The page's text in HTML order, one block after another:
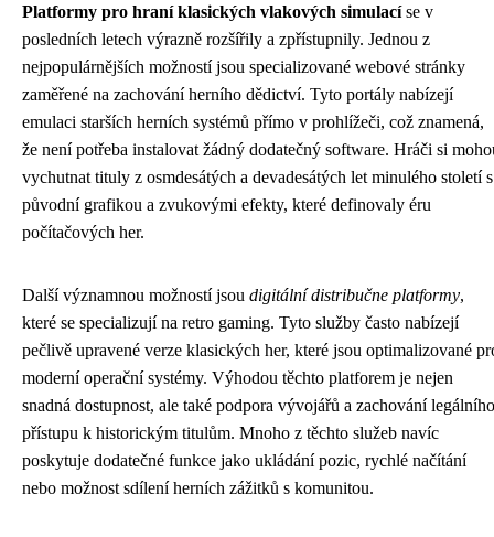
Platformy pro hraní klasických vlakových simulacíse v
posledních letech výrazně rozšířily a zpřístupnily. Jednou z
nejpopulárnějších možností jsou specializované webové stránky
zaměřené na zachování herního dědictví. Tyto portály nabízejí
emulaci starších herních systémů přímo v prohlížeči, což znamená,
že není potřeba instalovat žádný dodatečný software. Hráči si
vychutnat tituly z osmdesátých a devadesátých let minulého století s
původní grafikou a zvukovými efekty, které definovaly éru
počítačových her.
Další významnou možností jsou digitální distribučne platformy,
které se specializují na retro gaming. Tyto služby často nabízejí
pečlivě upravené verze klasických her, které jsou optimalizované
moderní operační systémy. Výhodou těchto platforem je nejen
snadná dostupnost, ale také podpora vývojářů a zachování legálního
přístupu k historickým titulům. Mnoho z těchto služeb navíc
poskytuje dodatečné funkce jako ukládání pozic, rychlé načítání
nebo možnost sdílení herních zážitků s komunitou.